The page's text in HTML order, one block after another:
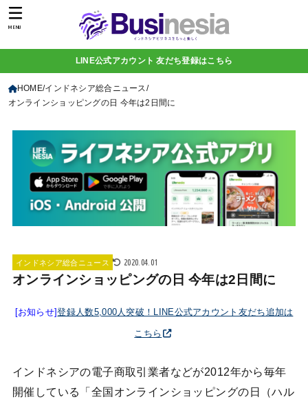
MENU
LINE公式アカウント 友だち登録はこちら
HOME インドネシア総合ニュース
オンラインショッピングの日 今年は2日間に
インドネシア総合ニュース 2020.04.01
オンラインショッピングの日 今年は2日間に
[お知らせ]登録人数5,000人突破！LINE公式アカウント友だち追加は
こちら
インドネシアの電子商取引業者などが2012年から毎年
開催している「全国オンラインショッピングの日（ハル